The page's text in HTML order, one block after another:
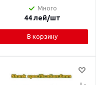
Много
44лей/шт
В корзину